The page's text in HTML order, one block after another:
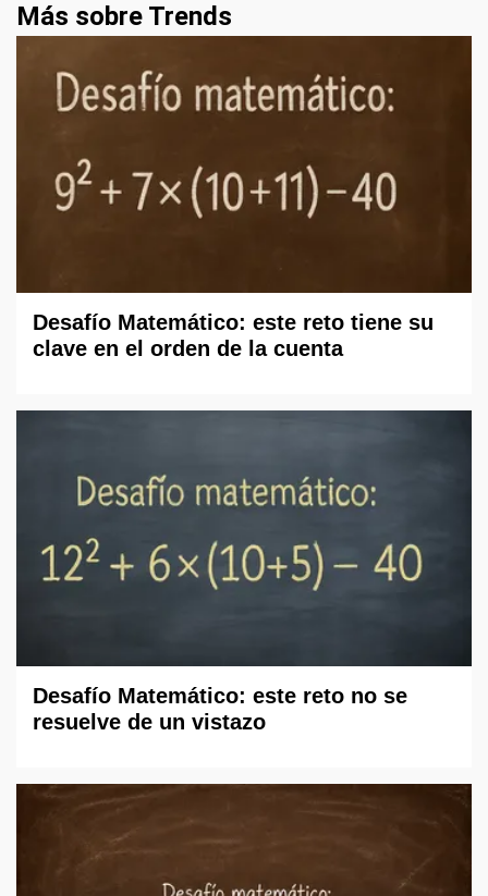
Más sobre Trends
Desafío Matemático: este reto tiene su
clave en el orden de la cuenta
Desafío Matemático: este reto no se
resuelve de un vistazo